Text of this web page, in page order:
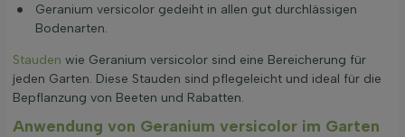
Geranium versicolor gedeiht in allen gut durchlässigen
Bodenarten.
Stauden wie Geranium versicolor sind eine Bereicherung für
jeden Garten. Diese Stauden sind pflegeleicht und ideal für die
Bepflanzung von Beeten und Rabatten.
Anwendung von Geranium versicolor im Garten